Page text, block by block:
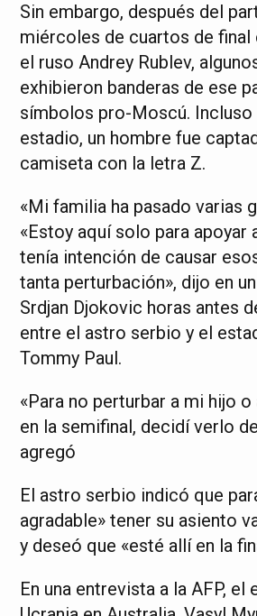
Sin embargo, después del
miércoles de cuartos de final
el ruso Andrey Rublev,
exhibieron banderas de ese
símbolos pro-Moscú. Incluso
estadio, un hombre fue
camiseta con la letra Z.
«Mi familia ha pasado varias
«Estoy aquí solo para apoyar
tenía intención de causar
tanta perturbación», dijo en
Srdjan Djokovic horas antes
entre el astro serbio y el
Tommy Paul.
«Para no perturbar a mi hijo
en la semifinal, decidí verlo
agregó
El astro serbio indicó que
agradable» tener su asiento
y deseó que «esté allí en la
En una entrevista a la AFP, el